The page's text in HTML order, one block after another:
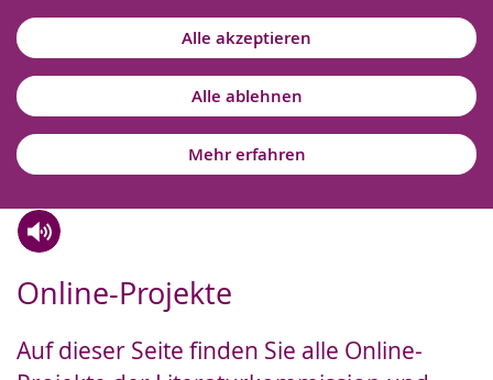
Alle akzeptieren
Alle ablehnen
Mehr erfahren
Online-Projekte
Auf dieser Seite finden Sie alle Online-
Leichten
wechseln.
Audio-
Video
Deutscher